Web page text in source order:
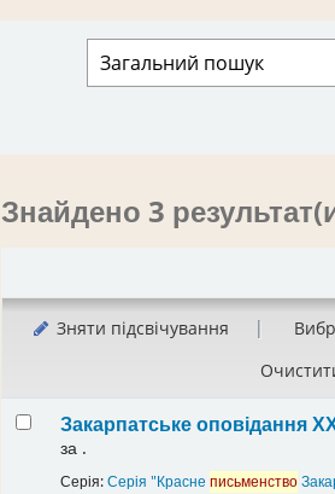
Знайдено 3
Зняти підсвічування
Закарпатське оповідання
за .
Серія:Серія "Красне письменство